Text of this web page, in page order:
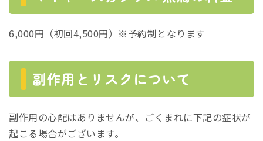
6,000円（初回4,500円）※予約制となります
副作用とリスクについて
副作用の心配はありませんが、ごくまれに下記の症状が
起こる場合がございます。